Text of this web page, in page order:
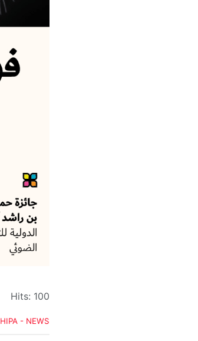
Hits: 100
C
HIPA - NEWS